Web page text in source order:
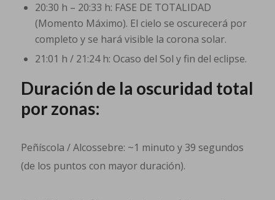
20:30 h – 20:33 h: FASE DE TOTALIDAD
(Momento Máximo). El cielo se oscurecerá por
completo y se hará visible la corona solar.
21:01 h / 21:24 h: Ocaso del Sol y fin del eclipse.
Duración de la oscuridad total
por zonas:
Peñíscola / Alcossebre: ~1 minuto y 39 segundos
(de los puntos con mayor duración).